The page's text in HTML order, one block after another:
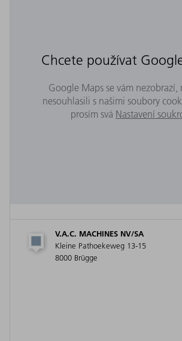
Chcete používat
Google Maps se vám nezobrazí,
nesouhlasili s našimi soubory
prosím svá Nastavení
V.A.C. MACHINES NV/SA
Kleine Pathoekeweg 13-15
8000 Brügge